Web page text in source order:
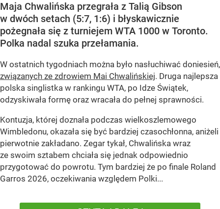
Maja Chwalińska przegrała z Talią Gibson
w dwóch setach (5:7, 1:6) i błyskawicznie
pożegnała się z turniejem WTA 1000 w Toronto.
Polka nadal szuka przełamania.
W ostatnich tygodniach można było nasłuchiwać doniesień,
związanych ze zdrowiem Mai Chwalińskiej. Druga najlepsza
polska singlistka w rankingu WTA, po Idze Świątek,
odzyskiwała formę oraz wracała do pełnej sprawności.
Kontuzja, której doznała podczas wielkoszlemowego
Wimbledonu, okazała się być bardziej czasochłonna, aniżeli
pierwotnie zakładano. Zegar tykał, Chwalińska wraz
ze swoim sztabem chciała się jednak odpowiednio
przygotować do powrotu. Tym bardziej że po finale Roland
Garros 2026, oczekiwania względem Polki...